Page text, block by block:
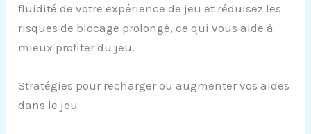
fluidité de votre expérience de jeu et réduisez les
risques de blocage prolongé, ce qui vous aide à
mieux profiter du jeu.
Stratégies pour recharger ou augmenter vos aides
dans le jeu